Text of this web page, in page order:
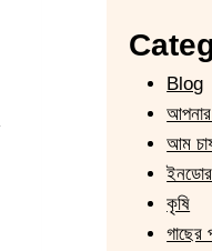
Blog
আপনার
আম
ইনডোর
কৃষি
গাছের